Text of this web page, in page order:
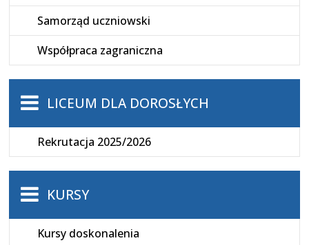
Samorząd uczniowski
Współpraca zagraniczna
LICEUM DLA DOROSŁYCH
Rekrutacja 2025/2026
KURSY
Kursy doskonalenia